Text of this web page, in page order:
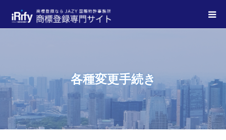
各種変更手続き